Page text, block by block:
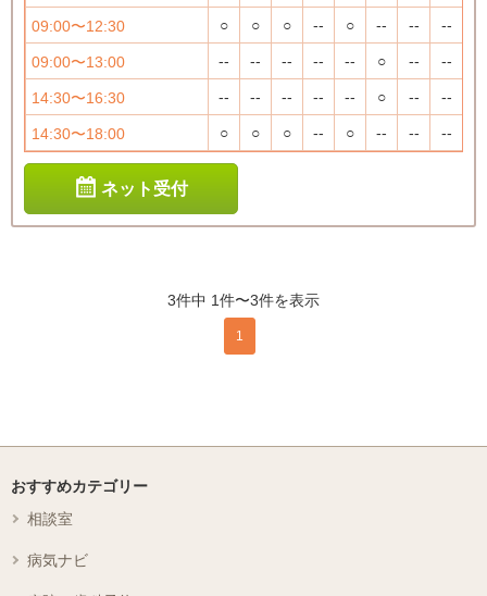
09:00〜12:30 ○ ○ ○ -- ○ -- -- --
09:00〜13:00 -- -- -- -- -- ○ -- --
14:30〜16:30 -- -- -- -- -- ○ -- --
14:30〜18:00 ○ ○ ○ -- ○ -- -- --
ネット受付
3件中 1件〜3件を表示
1
おすすめカテゴリー
相談室
病気ナビ